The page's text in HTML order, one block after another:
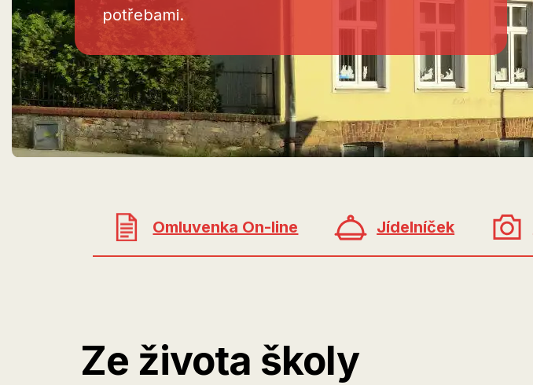
potřebami.
Omluvenka On-line Jídelníček
Ze života školy